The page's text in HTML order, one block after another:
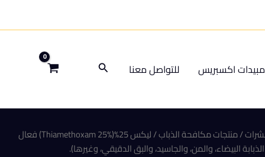
اكسبريس للتواصل معنا البحث
/منتجات مكافحة الذباب
/ ليكس 25%(Thiamethoxam 25%) فعال
البيضاء، والمن، والجاسيد، والبق الدقيقي، وغيرها).